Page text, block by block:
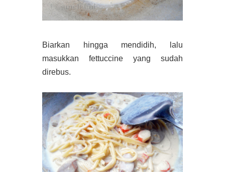
Biarkan hingga mendidih, lalu
masukkan fettuccine yang sudah
direbus.